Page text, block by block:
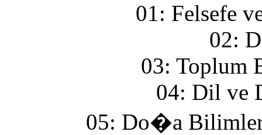
01: Felsefe
02:
03: Toplum
04: Dil ve
05: Do�a